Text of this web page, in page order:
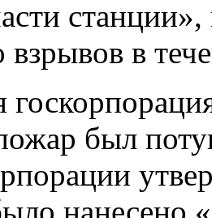
взрывов в
был
нанесено